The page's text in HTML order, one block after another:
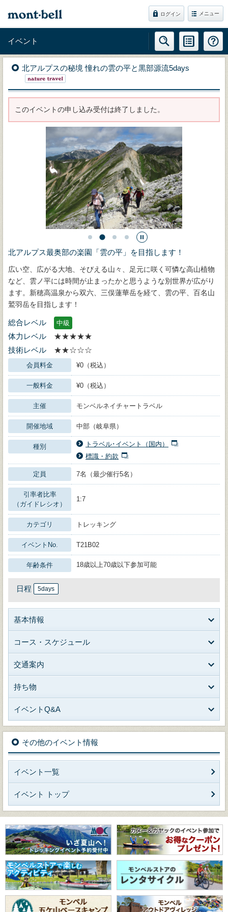
ログイン メニュー
イベント
北アルプスの秘境 憧れの雲の平と黒部源流5days
このイベントの申し込み受付は終了しました。
北アルプス最奥部の楽園「雲の平」を目指します！
広い空、広がる大地、そびえる山々、足元に咲く可憐な高山植物
など、雲ノ平には時間が止まったかと思うような別世界が広がり
ます。新穂高温泉から双六、三俣蓮華岳を経て、雲の平、百名山
鷲羽岳を目指します！
総合レベル 中級
体力レベル
★★★★★
技術レベル
★★☆☆☆
会員料金 ¥0（税込）
一般料金 ¥0（税込）
主催 モンベルネイチャートラベル
開催地域 中部（岐阜県）
種別
トラベル･イベント（国内）
標識・約款
定員 7名（最少催行5名）
引率者比率
（ガイドレシオ）
1:7
カテゴリ トレッキング
イベントNo. T21B02
年齢条件 18歳以上70歳以下参加可能
日程 5days
基本情報
コース・スケジュール
交通案内
持ち物
イベントQ&A
その他のイベント情報
イベント一覧
イベント トップ